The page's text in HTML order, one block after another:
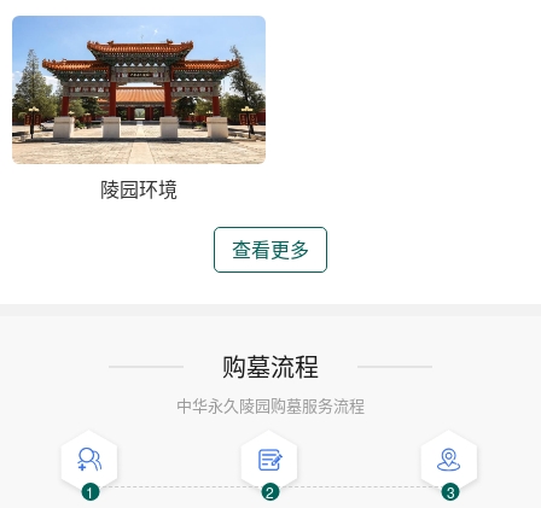
陵园环境
查看更多
购墓流程
中华永久陵园购墓服务流程
1 2 3